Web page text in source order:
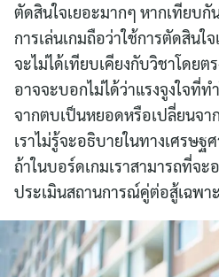
ตัดสินใจเยอะมากๆ หากเทียบ
การเล่นเกมถือว่าใช้การตัดสิน
จะไม่ได้เทียบเคียงกับวิชาโดยต
อาจจะบอกไม่ได้ว่าแรงจูงใจที่
จากตบเป็นหยอดหรือเปลี่ยนจา
เราไม่รู้จะอธิบายในทางเศรษฐ
ถ้าในบอร์ดเกมเราสามารถที่จ
ประเมินสถานการณ์คู่ต่อสู้เฉพา